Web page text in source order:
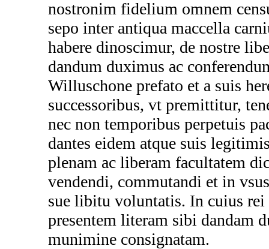
nostronim fidelium omnem
sepo inter antiqua maccella
habere dinoscimur, de nostre
dandum duximus ac
Willuschone prefato et a suis
successoribus, vt premittitur,
nec non temporibus perpetuis
dantes eidem atque suis
plenam ac liberam facultatem
vendendi, commutandi et in
sue libitu voluntatis. In cuius
presentem literam sibi dandam
munimine consignatam.